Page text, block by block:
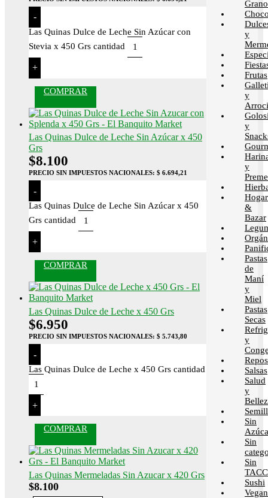
-
Las Quinas Dulce de Leche Sin Azúcar con
Stevia x 450 Grs cantidad
+
COMPRAR
Las Quinas Dulce de Leche Sin Azúcar x 450
Grs
$8.100
PRECIO SIN IMPUESTOS NACIONALES: $ 6.694,21
-
Las Quinas Dulce de Leche Sin Azúcar x 450
Grs cantidad
+
COMPRAR
Las Quinas Dulce de Leche x 450 Grs
$6.950
PRECIO SIN IMPUESTOS NACIONALES: $ 5.743,80
-
Las Quinas Dulce de Leche x 450 Grs cantidad
+
COMPRAR
Las Quinas Mermeladas Sin Azucar x 420 Grs
$8.100
y
Frutas
y
y
y
Hogar
&
Bazar
Pastas
de
Maní
y
Miel
Pastas
Secas
y
Salsas
Salud
y
Sin
Sin
Sin
TACC
Sushi